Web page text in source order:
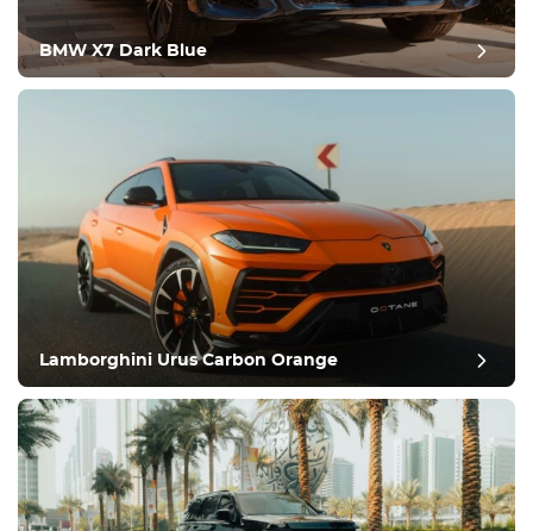
inceleme sonrası
BMW X7 Dark Blue
Lamborghini Urus Carbon Orange